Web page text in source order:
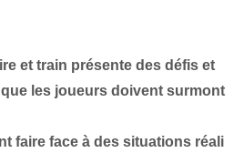
et train présente des défis et
les joueurs doivent surmont
faire face à des situations réali